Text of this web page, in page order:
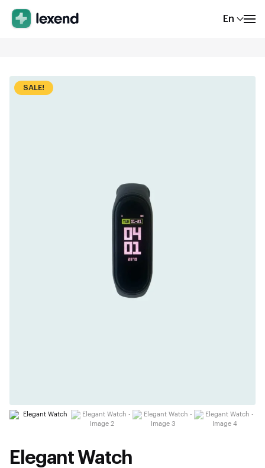
En
SALE!
Elegant Watch